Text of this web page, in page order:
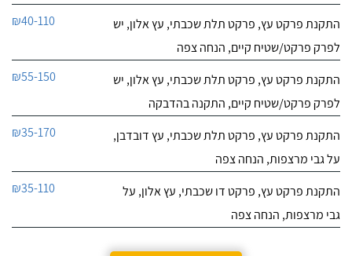
התקנת פרקט עץ, פרקט תלת שכבתי, עץ אלון, יש
לפרק פרקט/שטיח קיים, הנחה צפה
₪40-110
התקנת פרקט עץ, פרקט תלת שכבתי, עץ אלון, יש
לפרק פרקט/שטיח קיים, התקנה בהדבקה
₪55-150
התקנת פרקט עץ, פרקט תלת שכבתי, עץ דובדבן,
על גבי מרצפות, הנחה צפה
₪35-170
התקנת פרקט עץ, פרקט דו שכבתי, עץ אלון, על
גבי מרצפות, הנחה צפה
₪35-110